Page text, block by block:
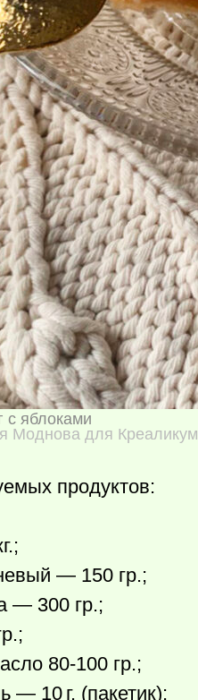
с яблоками
Моднова для Креаликум
продуктов:
— 150 гр.;
— 300 гр.;
80-100 гр.;
— 10 г. (пакетик);